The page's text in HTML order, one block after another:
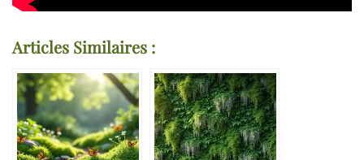
Articles Similaires :